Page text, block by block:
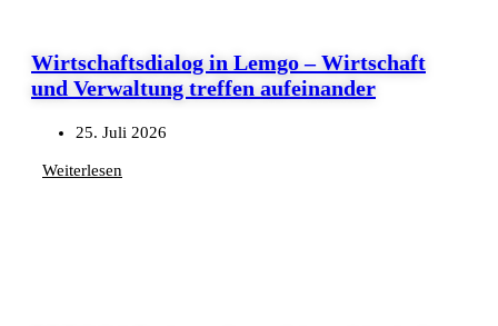
Wirtschaftsdialog in Lemgo – Wirtschaft
und Verwaltung treffen aufeinander
25. Juli 2026
Weiterlesen